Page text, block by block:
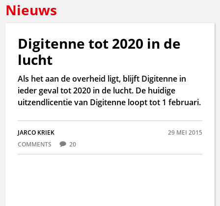
Nieuws
Digitenne tot 2020 in de
lucht
Als het aan de overheid ligt, blijft Digitenne in
ieder geval tot 2020 in de lucht. De huidige
uitzendlicentie van Digitenne loopt tot 1 februari.
JARCO KRIEK
29 MEI 2015
COMMENTS
20